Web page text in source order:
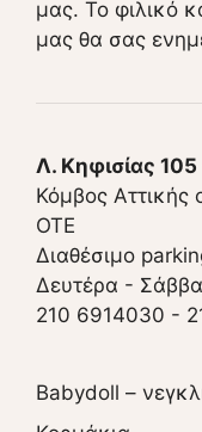
μας. Το φιλικό
μας θα σας
Λ. Κηφισίας
Κόμβος Αττικής
ΟΤΕ
Διαθέσιμο
Δευτέρα -
210 6914030 -
Babydoll –